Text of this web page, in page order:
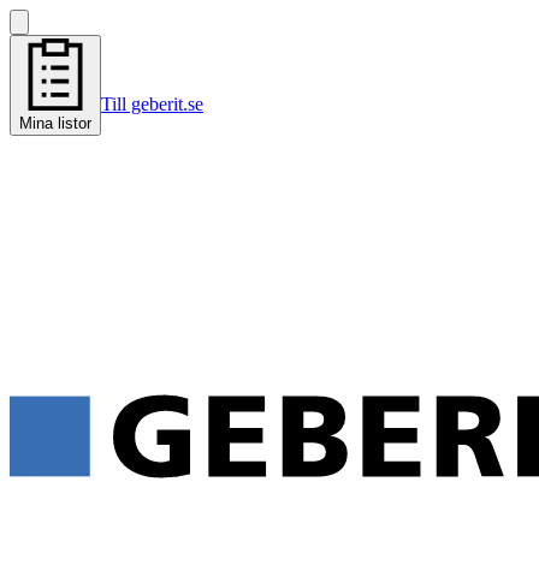
Mina listor
Till geberit.se